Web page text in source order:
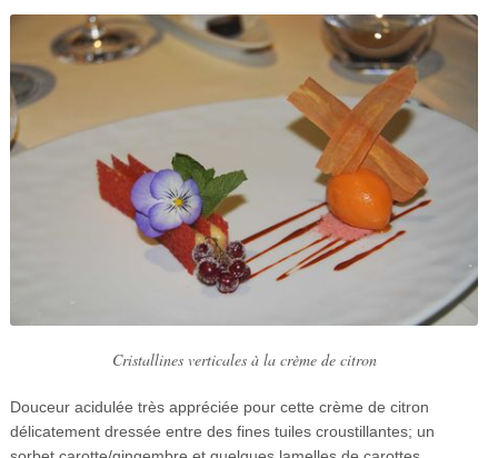
Cristallines verticales à la crème de citron
Douceur acidulée très appréciée pour cette crème de citron
délicatement dressée entre des fines tuiles croustillantes; un